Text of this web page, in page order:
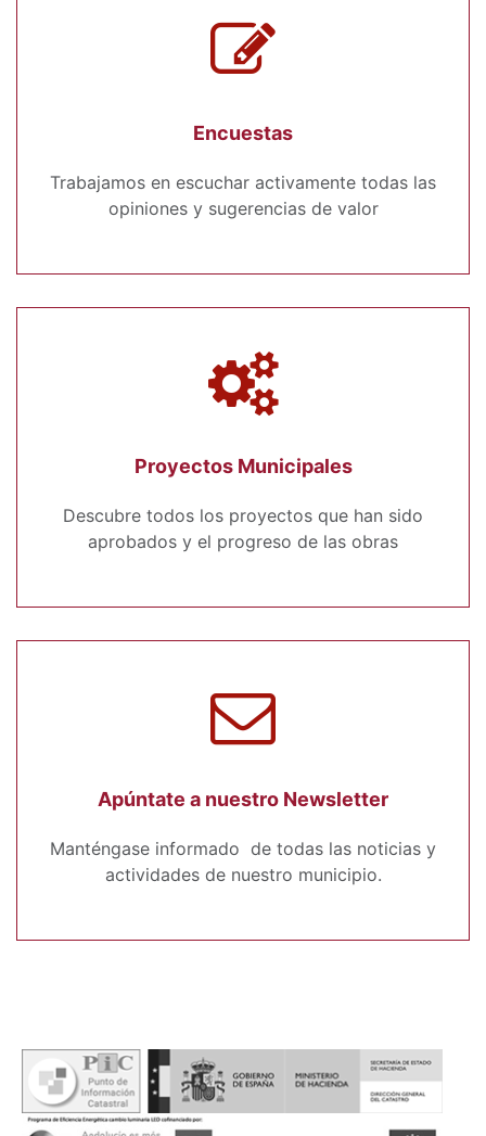
Encuestas
Trabajamos en escuchar activamente todas las
opiniones y sugerencias de valor
Proyectos Municipales
Descubre todos los proyectos que han sido
aprobados y el progreso de las obras
Apúntate a nuestro Newsletter
Manténgase informado de todas las noticias y
actividades de nuestro municipio.